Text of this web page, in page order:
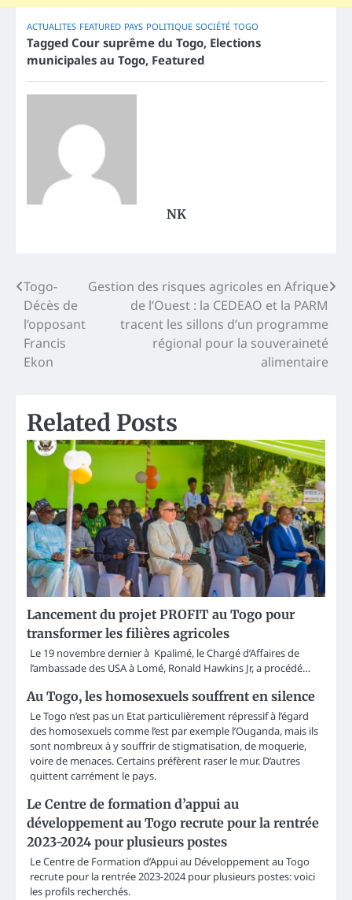
ACTUALITES FEATURED PAYS POLITIQUE SOCIÉTÉ TOGO
Tagged Cour suprême du Togo, Elections
municipales au Togo, Featured
NK
Post
navigation
Togo-
Décès de
l’opposant
Francis
Ekon
Gestion des risques agricoles en Afrique
de l’Ouest : la CEDEAO et la PARM
tracent les sillons d’un programme
régional pour la souveraineté
alimentaire
Related Posts
Lancement du projet PROFIT au Togo pour
transformer les filières agricoles
Le 19 novembre dernier à Kpalimé, le Chargé d’Affaires de
l’ambassade des USA à Lomé, Ronald Hawkins Jr, a procédé…
Au Togo, les homosexuels souffrent en silence
Le Togo n’est pas un Etat particulièrement répressif à l’égard
des homosexuels comme l’est par exemple l’Ouganda, mais ils
sont nombreux à y souffrir de stigmatisation, de moquerie,
voire de menaces. Certains préfèrent raser le mur. D’autres
quittent carrément le pays.
Le Centre de formation d’appui au
développement au Togo recrute pour la rentrée
2023-2024 pour plusieurs postes
Le Centre de Formation d’Appui au Développement au Togo
recrute pour la rentrée 2023-2024 pour plusieurs postes: voici
les profils recherchés.